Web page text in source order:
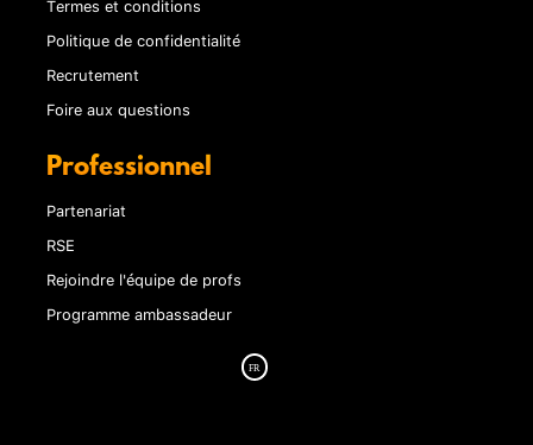
Politique de confidentialité
Recrutement
Foire aux questions
Professionnel
Partenariat
RSE
Rejoindre l'équipe de profs
Programme ambassadeur